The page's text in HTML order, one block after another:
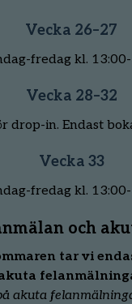
Vecka 26–27
fredag kl. 13:00-
Vecka 28–32
drop-in. Endast
Vecka 33
fredag kl. 13:00-
och
tar vi
akuta